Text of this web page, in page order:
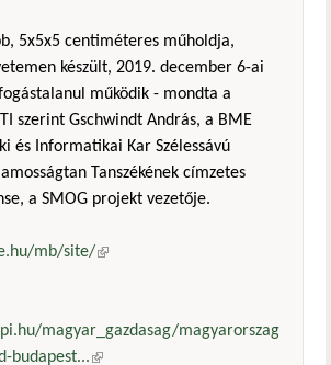
5x5x5 centiméteres műholdja,
készült, 2019. december 6-ai
működik - mondta a
szerint Gschwindt András, a BME
és Informatikai Kar Szélessávú
Tanszékének címzetes
a SMOG projekt vezetője.
mb/site/(külső hivatkozás)
magyar_gazdasag/magyarorszag
budapest...(külső hivatkozás)